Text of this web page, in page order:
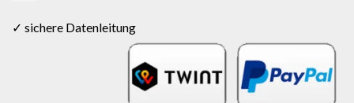
✓ sichere Datenleitung